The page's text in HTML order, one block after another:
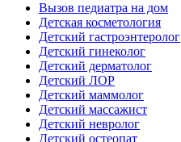
Вызов педиатра на дом
Детская косметология
Детский гастроэнтеролог
Детский гинеколог
Детский дерматолог
Детский ЛОР
Детский маммолог
Детский массажист
Детский невролог
Детский остеопат